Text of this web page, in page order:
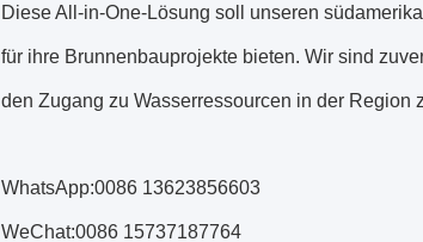
Diese All-in-One-Lösung soll unseren
für ihre Brunnenbauprojekte bieten. Wir sind
den Zugang zu Wasserressourcen in der Region
WhatsApp:0086 13623856603
WeChat:0086 15737187764